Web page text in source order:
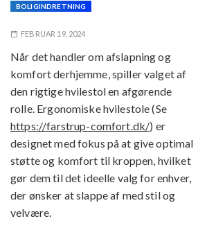
BOLIGINDRETNING
FEBRUAR 19, 2024
Når det handler om afslapning og
komfort derhjemme, spiller valget af
den rigtige hvilestol en afgørende
rolle. Ergonomiske hvilestole (Se
https://farstrup-comfort.dk/) er
designet med fokus på at give optimal
støtte og komfort til kroppen, hvilket
gør dem til det ideelle valg for enhver,
der ønsker at slappe af med stil og
velvære.